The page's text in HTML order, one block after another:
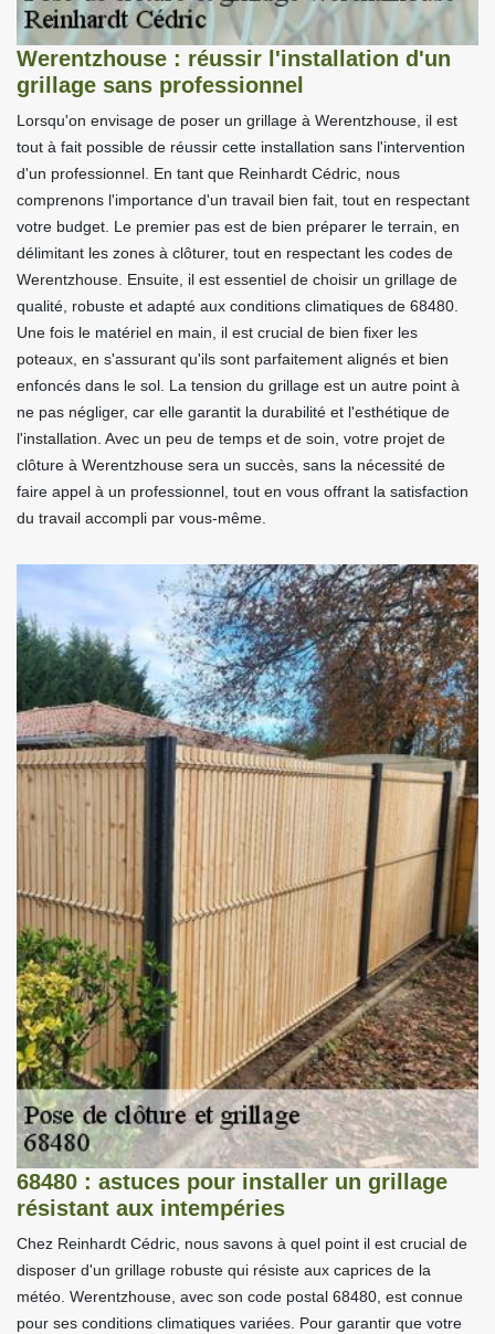
Werentzhouse : réussir l'installation d'un
grillage sans professionnel
Lorsqu'on envisage de poser un grillage à Werentzhouse, il est
tout à fait possible de réussir cette installation sans l'intervention
d'un professionnel. En tant que Reinhardt Cédric, nous
comprenons l'importance d'un travail bien fait, tout en respectant
votre budget. Le premier pas est de bien préparer le terrain, en
délimitant les zones à clôturer, tout en respectant les codes de
Werentzhouse. Ensuite, il est essentiel de choisir un grillage de
qualité, robuste et adapté aux conditions climatiques de 68480.
Une fois le matériel en main, il est crucial de bien fixer les
poteaux, en s'assurant qu'ils sont parfaitement alignés et bien
enfoncés dans le sol. La tension du grillage est un autre point à
ne pas négliger, car elle garantit la durabilité et l'esthétique de
l'installation. Avec un peu de temps et de soin, votre projet de
clôture à Werentzhouse sera un succès, sans la nécessité de
faire appel à un professionnel, tout en vous offrant la satisfaction
du travail accompli par vous-même.
68480 : astuces pour installer un grillage
résistant aux intempéries
Chez Reinhardt Cédric, nous savons à quel point il est crucial de
disposer d'un grillage robuste qui résiste aux caprices de la
météo. Werentzhouse, avec son code postal 68480, est connue
pour ses conditions climatiques variées. Pour garantir que votre